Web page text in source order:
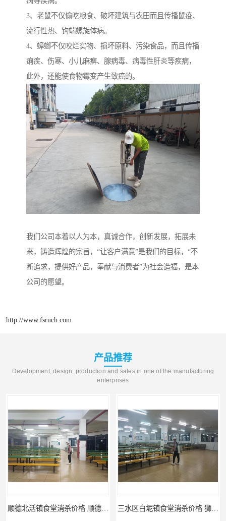
3、老鼠不仅偷吃粮食、破坏建筑与农田而且传播鼠疫、
流行性热、钩端螺旋体病。
4、蟑螂不仅咬烂实物、损坏原料、污染食品，而且传播
痢疾、伤寒、小儿麻痹、腺病毒、病毒性肝炎等疾病，
此外，还能使食物霉变产生致癌的。
我们公司本着以人为本，真诚合作，创新发展，拓展未
来，铸造辉煌的宗旨，“让客户满意”是我们的目标，“不
断追求，提供好产品，奉献与消费者”为社会造福，是本
公司的愿望。
http://www.fsruch.com
产品推荐
Development, design, production and sales in one of the manufacturing
enterprises
顺德北活镇食堂消杀价格 顺德消杀 三水区白坭镇食堂消杀价格 狮山工厂灭鼠云